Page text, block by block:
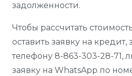
задолженности.
Чтобы рассчитать
оставить заявку на кредит,
телефону 8-863-303-28-71,
заявку на WhatsApp по